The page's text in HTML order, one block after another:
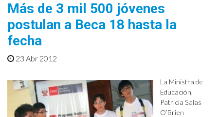
Más de 3 mil 500 jóvenes
postulan a Beca 18 hasta la
fecha
23 Abr 2012
La Ministra de
Educación,
Patricia Salas
O’Brien